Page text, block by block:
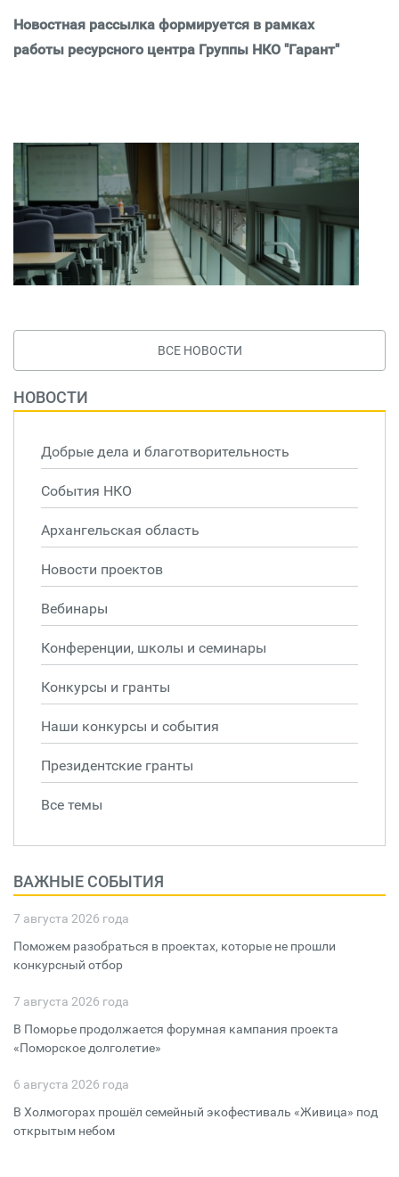
Новостная рассылка формируется в рамках
работы ресурсного центра Группы НКО "Гарант"
ВСЕ НОВОСТИ
НОВОСТИ
Добрые дела и благотворительность
События НКО
Архангельская область
Новости проектов
Вебинары
Конференции, школы и семинары
Конкурсы и гранты
Наши конкурсы и события
Президентские гранты
Все темы
ВАЖНЫЕ СОБЫТИЯ
7 августа 2026 года
Поможем разобраться в проектах, которые не прошли
конкурсный отбор
7 августа 2026 года
В Поморье продолжается форумная кампания проекта
«Поморское долголетие»
6 августа 2026 года
В Холмогорах прошёл семейный экофестиваль «Живица» под
открытым небом